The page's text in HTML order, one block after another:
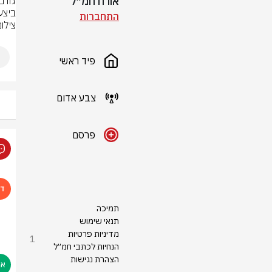
התחברות
פיד ראשי
צבע אדום
פרסם
תמיכה
תנאי שימוש
מדיניות פרטיות
הנחיות לכתבי חמ״ל
הצהרת נגישות
1